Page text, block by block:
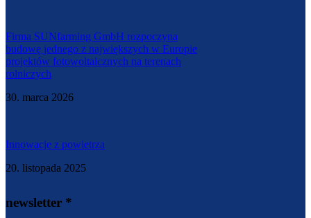
Firma SUNfarming GmbH rozpoczyna
budowę jednego z największych w Europie
projektów fotowoltaicznych na terenach
rolniczych
30. marca 2026
Innowacje z powietrza
20. listopada 2025
newsletter *